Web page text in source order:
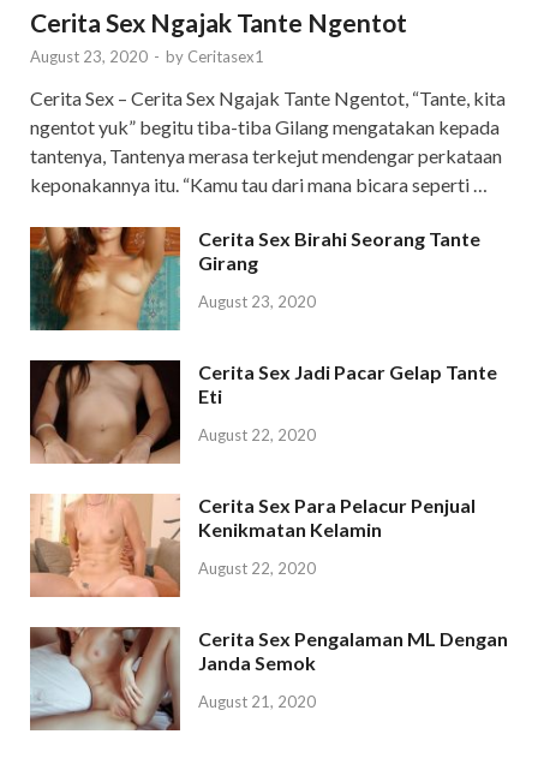
Cerita Sex Ngajak Tante Ngentot
August 23, 2020 - by Ceritasex1
Cerita Sex – Cerita Sex Ngajak Tante Ngentot, “Tante, kita
ngentot yuk” begitu tiba-tiba Gilang mengatakan kepada
tantenya, Tantenya merasa terkejut mendengar perkataan
keponakannya itu. “Kamu tau dari mana bicara seperti …
Cerita Sex Birahi Seorang Tante
Girang
August 23, 2020
Cerita Sex Jadi Pacar Gelap Tante
Eti
August 22, 2020
Cerita Sex Para Pelacur Penjual
Kenikmatan Kelamin
August 22, 2020
Cerita Sex Pengalaman ML Dengan
Janda Semok
August 21, 2020